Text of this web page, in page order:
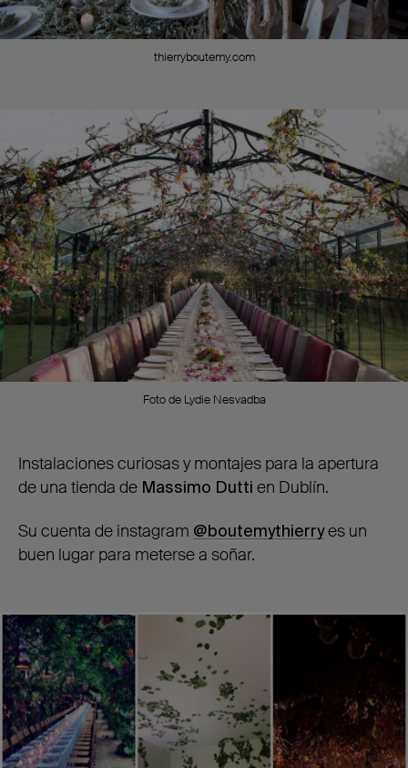
thierryboutemy.com
Foto de Lydie Nesvadba
Instalaciones curiosas y montajes para la apertura
de una tienda de Massimo Dutti en Dublín.
Su cuenta de instagram @boutemythierryes un
buen lugar para meterse a soñar.